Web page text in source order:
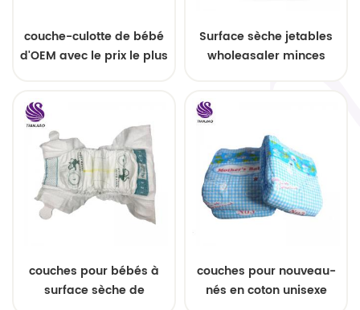
couche-culotte de bébé
d'OEM avec le prix le plus
Surface sèche jetables
wholeasaler minces
couches pour bébés à
surface sèche de
couches pour nouveau-
nés en coton unisexe